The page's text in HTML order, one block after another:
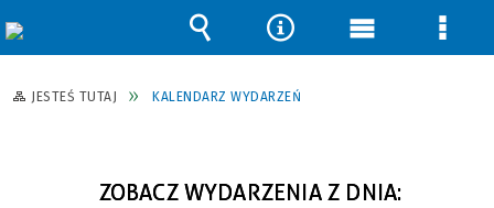
JESTEŚ TUTAJ KALENDARZ WYDARZEŃ
ZOBACZ WYDARZENIA Z DNIA:
Wyszukiwarka
Narzędzia
Menu Menu